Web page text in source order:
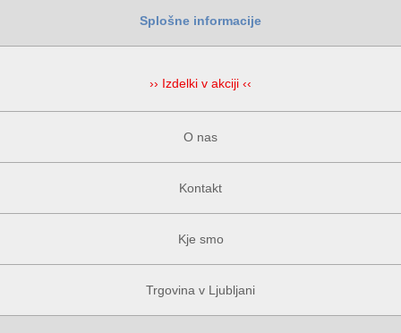
Splošne informacije
›› Izdelki v akciji ‹‹
O nas
Kontakt
Kje smo
Trgovina v Ljubljani